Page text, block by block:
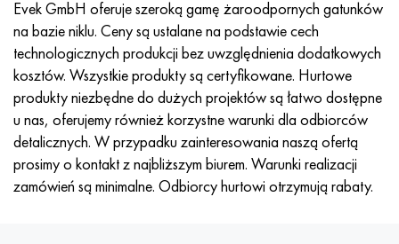
Evek GmbH oferuje szeroką gamę żaroodpornych gatunków
na bazie niklu. Ceny są ustalane na podstawie cech
technologicznych produkcji bez uwzględnienia dodatkowych
kosztów. Wszystkie produkty są certyfikowane. Hurtowe
produkty niezbędne do dużych projektów są łatwo dostępne
u nas, oferujemy również korzystne warunki dla odbiorców
detalicznych. W przypadku zainteresowania naszą ofertą
prosimy o kontakt z najbliższym biurem. Warunki realizacji
zamówień są minimalne. Odbiorcy hurtowi otrzymują rabaty.
Nimonic 90
Nimonic 263
Haynesa 25
Haynesa 188
Haynesa 230
rura precyzyjna
H70MFV
AM-350 - poprawka 5548
AM-355 - poprawka 5547
Custom 450® - bez S45000
Grecki Ascoloy 418
Rura odporna na korozję
45Х14Н14В2М
50X14MF
65X13
90X18MF
95X18
ac35g2, 36smnpb14, 1.0765
38x2n2ma, 34CrNiMo6, 40NiCrMo7
40hn2ma, 34CrNiMo4, 36hnm
38h, 37h
38XA, 37Cr4, AISI 5135